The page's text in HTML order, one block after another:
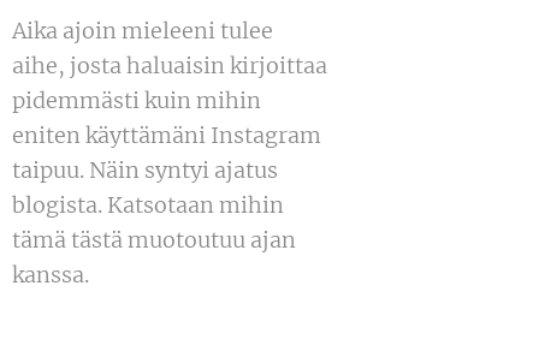
Aika ajoin mieleeni tulee
aihe, josta haluaisin kirjoittaa
pidemmästi kuin mihin
eniten käyttämäni Instagram
taipuu. Näin syntyi ajatus
blogista. Katsotaan mihin
tämä tästä muotoutuu ajan
kanssa.